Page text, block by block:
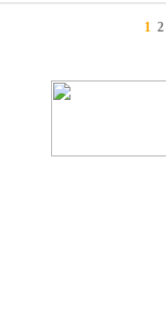
1 2